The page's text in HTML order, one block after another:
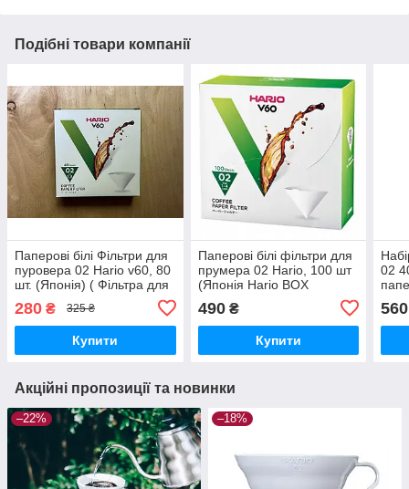
Подібні товари компанії
Паперові білі Фільтри для
пуровера 02 Hario v60, 80
шт. (Японія) ( Фільтра для
280 ₴ 325 ₴
Купити
Паперові білі фільтри для
прумера 02 Hario, 100 шт
(Японія Hario BOX
паковання)Фільтра Харіо
v60
490₴
Купити
02
560
Акційні пропозиції та новинки
–22% –18%